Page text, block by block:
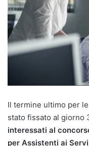
Il termine ultimo per
stato fissato al giorno
interessati al
per Assistenti ai